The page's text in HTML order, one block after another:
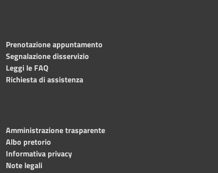
Prenotazione appuntamento
Segnalazione disservizio
Leggi le FAQ
Richiesta di assistenza
Amministrazione trasparente
Albo pretorio
Informativa privacy
Note legali